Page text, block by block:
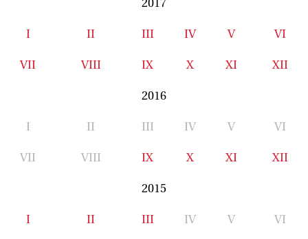
I II III IV V VI
VII VIII IX X XI XII
2016
I II III IV V VI
VII VIII IX X XI XII
2015
I II III IV V VI